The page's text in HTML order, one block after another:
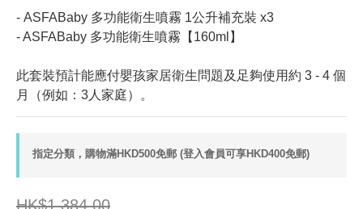
- ASFABaby 多功能衛生噴霧 1公升補充裝 x3
- ASFABaby 多功能衛生噴霧【160ml】
此套裝預計能應付嬰孩家居衛生問題及足夠使用約 3 - 4 個
月（例如：3人家庭）。
指定分類，購物滿HKD500免郵 (登入會員可享HKD400免郵)
HK$1,384.00